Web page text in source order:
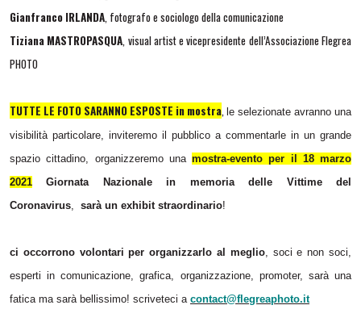
Gianfranco IRLANDA, fotografo e sociologo della comunicazione
Tiziana MASTROPASQUA, visual artist e vicepresidente dell’Associazione Flegrea
PHOTO
TUTTE LE FOTO SARANNO ESPOSTE in mostra, le selezionate avranno una
visibilità particolare, inviteremo il pubblico a commentarle in un grande
spazio cittadino, organizzeremo una mostra-evento per il 18 marzo
2021 Giornata Nazionale in memoria delle Vittime del
Coronavirus, sarà un exhibit straordinario!
ci occorrono volontari per organizzarlo al meglio, soci e non soci,
esperti in comunicazione, grafica, organizzazione, promoter, sarà una
fatica ma sarà bellissimo! scriveteci a contact@flegreaphoto.it